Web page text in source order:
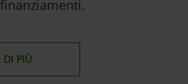
DI PIÙ